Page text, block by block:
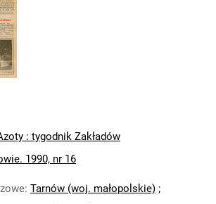
1969
Azoty : Organ Samorządu
Zakładów Azotowych im.
1970
Azoty : Organ Samorządu
Zakładów Azotowych im.
Azoty : Organ Samorządu
: tygodnik Zakładów
1990, nr 16
: Tarnów (woj. małopolskie) ;